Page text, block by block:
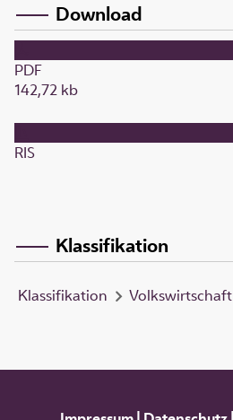
Download
PDF
142,72 kb
RIS
Klassifikation
Klassifikation Volkswirtschaft